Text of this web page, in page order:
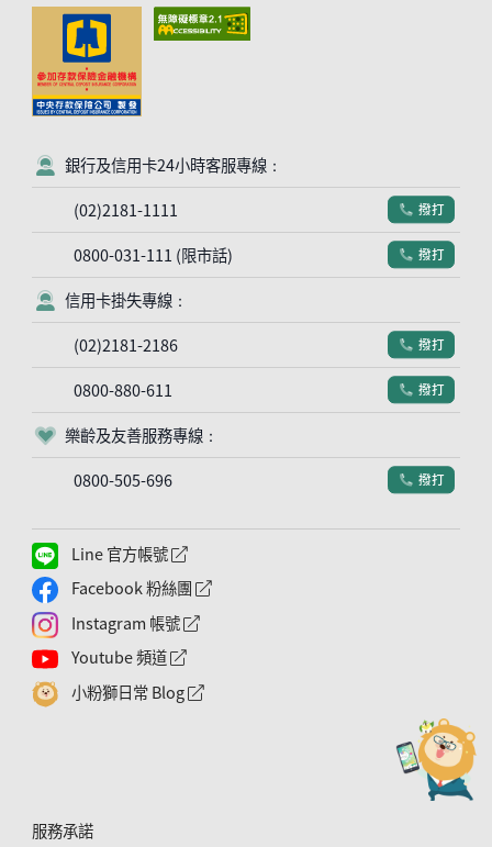
客服符號
銀行及信用卡24小時客服專線：
(02)2181-1111
電話符號
撥打
0800-031-111 (限市話) 電話符號
撥打
客服符號
信用卡掛失專線：
(02)2181-2186
電話符號
撥打
0800-880-611 電話符號
撥打
客服符號
樂齡及友善服務專線：
0800-505-696
電話符號
撥打
Line 官方帳號 外網連結符號
Facebook 粉絲團 外網連結符號
Instagram 帳號 外網連結符號
Youtube 頻道 外網連結符號
小粉獅日常 Blog 外網連結符號
服務承諾